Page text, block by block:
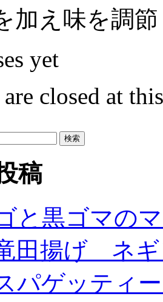
加え味を調
yet
closed at
稿
と黒ゴマの
田揚げ ネギ
パゲッティ